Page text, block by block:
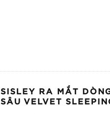
SISLEY RA MẮT
SÂU VELVET